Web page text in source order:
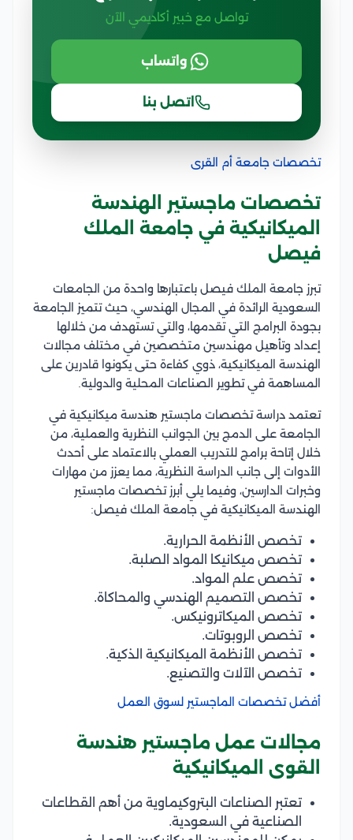
تواصل مع خبير أكاديمي الآن
واتساب
اتصل بنا
تخصصات جامعة أم القرى
تخصصات ماجستير الهندسة
الميكانيكية في جامعة الملك
فيصل
تبرز جامعة الملك فيصل باعتبارها واحدة من الجامعات
السعودية الرائدة في المجال الهندسي، حيث تتميز الجامعة
بجودة البرامج التي تقدمها، والتي تستهدف من خلالها
إعداد وتأهيل مهندسين متخصصين في مختلف مجالات
الهندسة الميكانيكية، ذوي كفاءة حتى يكونوا قادرين على
المساهمة في تطوير الصناعات المحلية والدولية.
تعتمد دراسة تخصصات ماجستير هندسة ميكانيكية في
الجامعة على الدمج بين الجوانب النظرية والعملية، من
خلال إتاحة برامج للتدريب العملي بالاعتماد على أحدث
الأدوات إلى جانب الدراسة النظرية، مما يعزز من مهارات
وخبرات الدارسين، وفيما يلي أبرز تخصصات ماجستير
الهندسة الميكانيكية في جامعة الملك فيصل:
تخصص الأنظمة الحرارية.
تخصص ميكانيكا المواد الصلبة.
تخصص علم المواد.
تخصص التصميم الهندسي والمحاكاة.
تخصص الميكاترونيكس.
تخصص الروبوتات.
تخصص الأنظمة الميكانيكية الذكية.
تخصص الآلات والتصنيع.
أفضل تخصصات الماجستير لسوق العمل
مجالات عمل ماجستير هندسة
القوى الميكانيكية
تعتبر الصناعات البتروكيماوية من أهم القطاعات
الصناعية في السعودية.